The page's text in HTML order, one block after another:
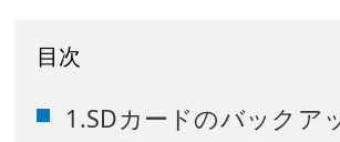
目次
1.SDカードのバックア